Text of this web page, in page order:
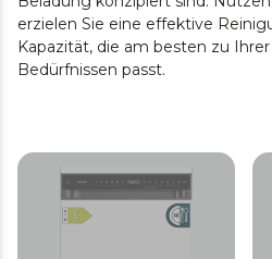
erzielen Sie eine effektive
Kapazität, die am besten zu
Bedürfnissen passt.